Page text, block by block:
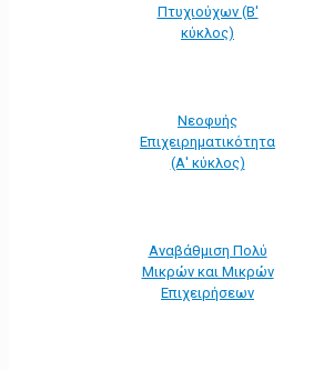
Πτυχιούχων (Β'
κύκλος)
Νεοφυής
Επιχειρηματικότητα
(Α' κύκλος)
Αναβάθμιση Πολύ
Μικρών και Μικρών
Επιχειρήσεων